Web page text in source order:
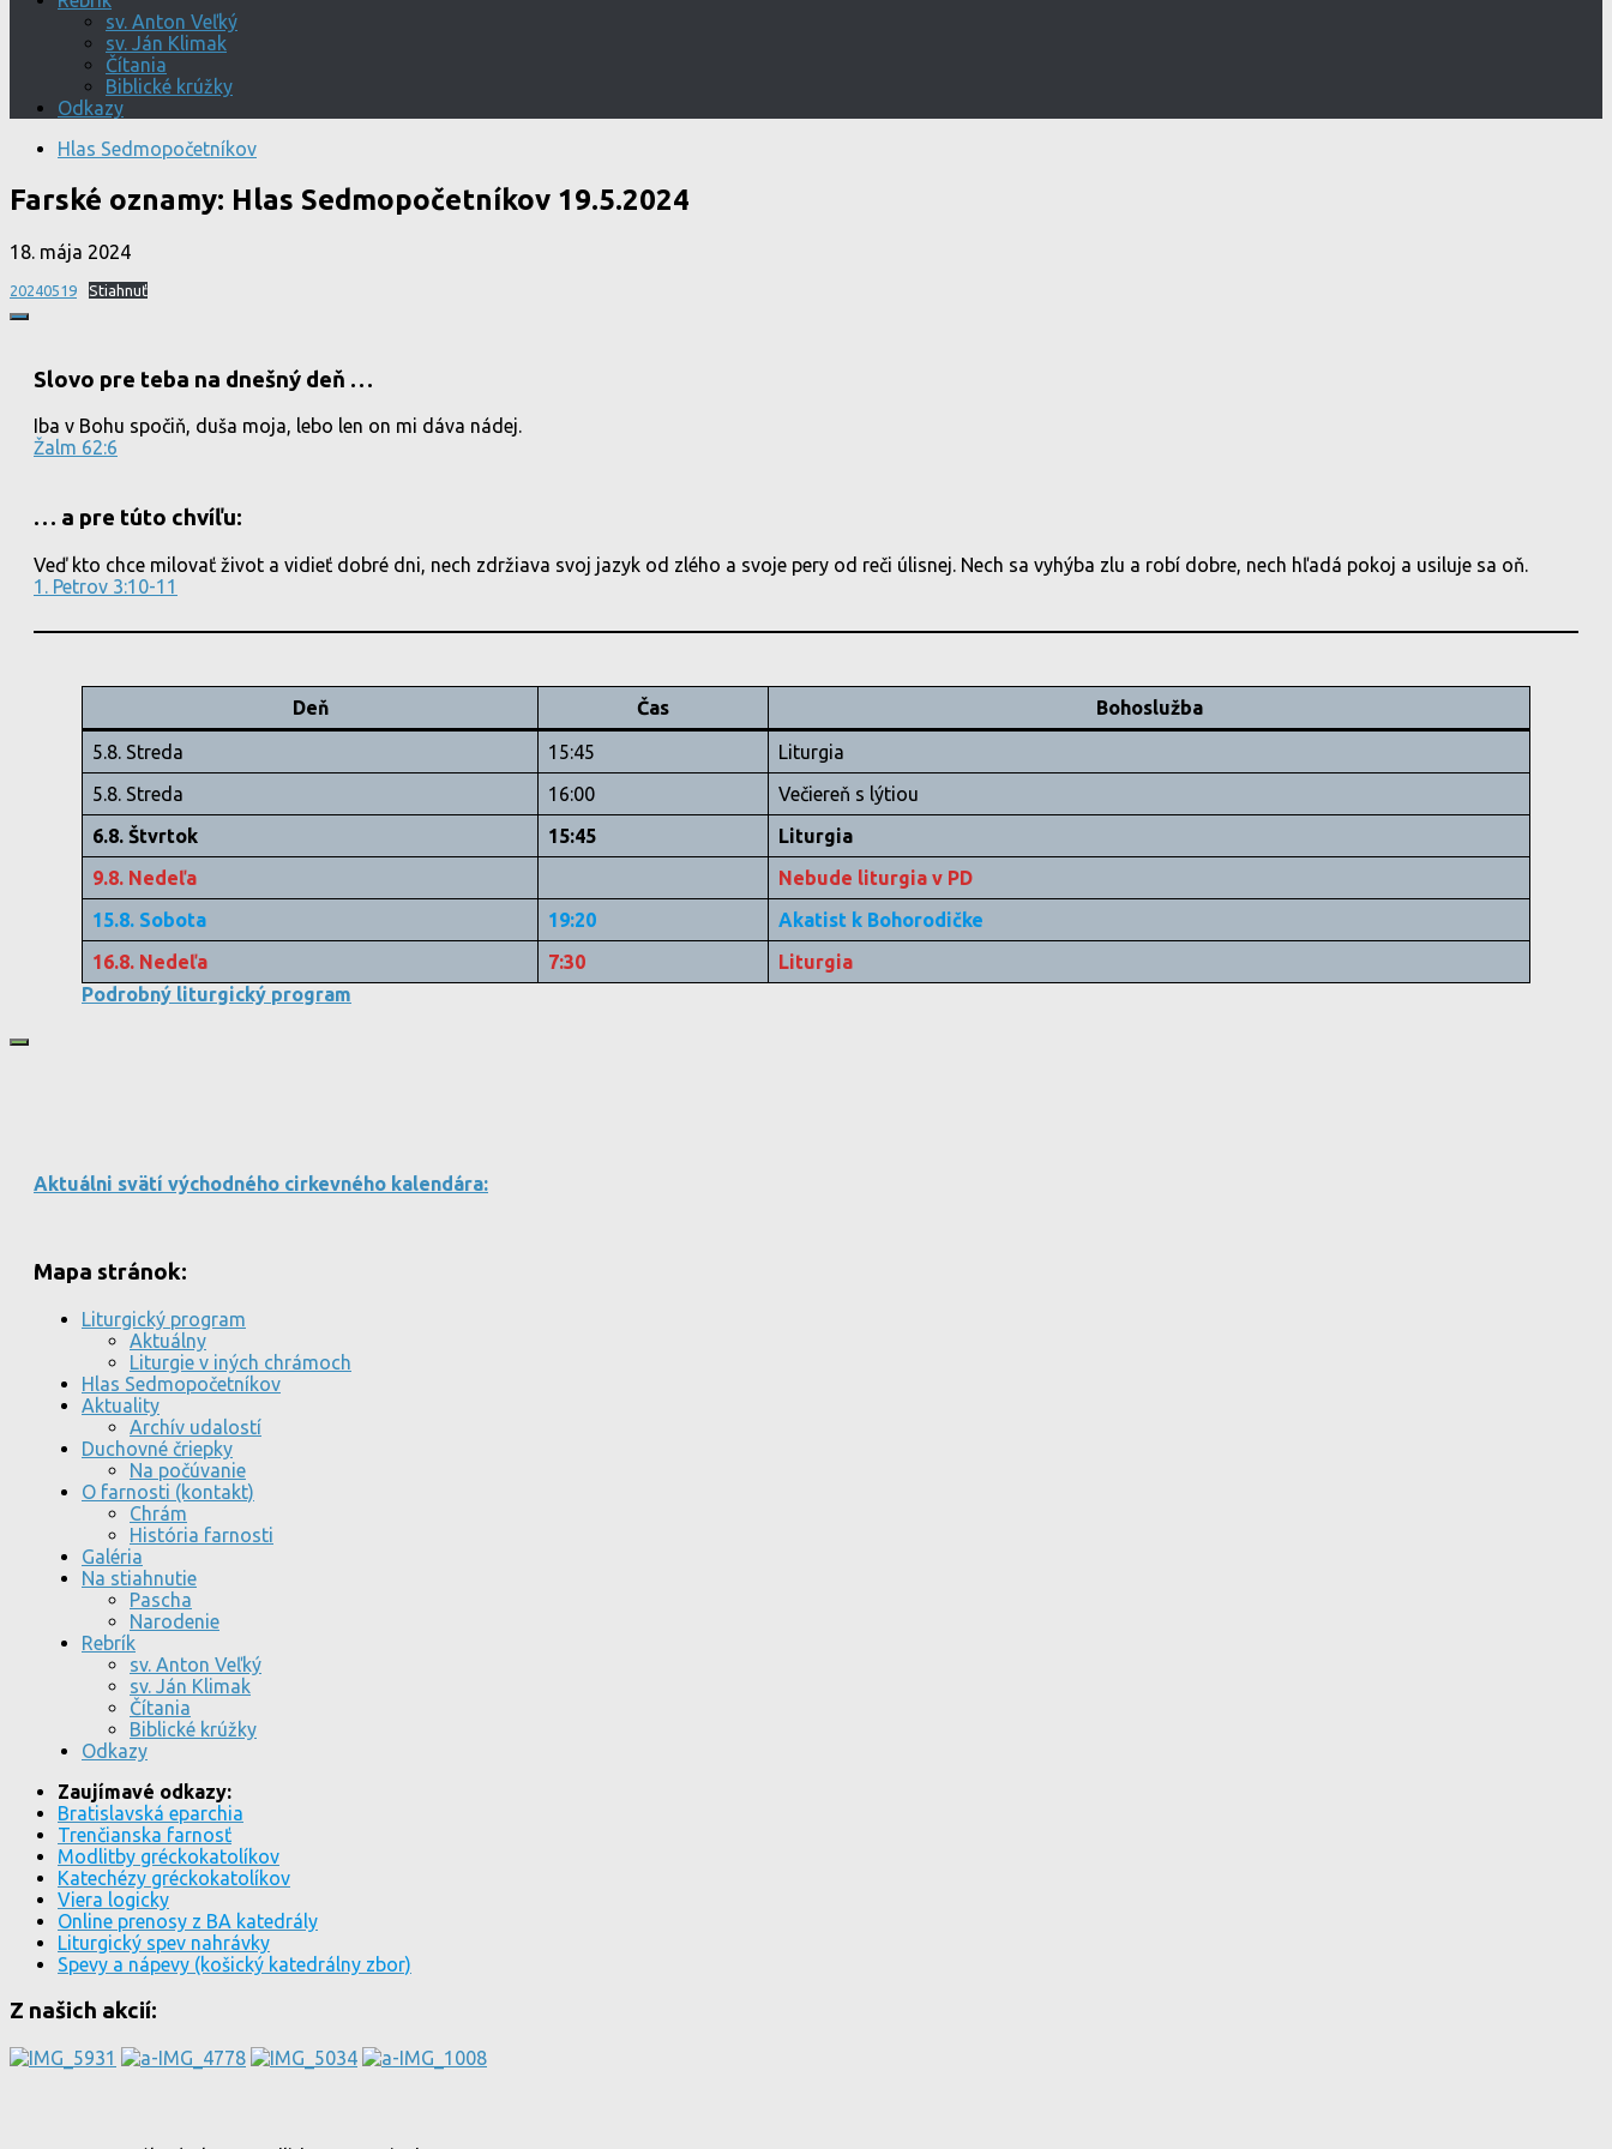
sv. Anton Veľký
sv. Ján Klimak
Čítania
Biblické krúžky
Odkazy
Hlas Sedmopočetníkov
Farské oznamy: Hlas Sedmopočetníkov 19.5.2024
18. mája 2024
20240519 Stiahnuť
Slovo pre teba na dnešný deň …
Iba v Bohu spočiň, duša moja, lebo len on mi dáva nádej.
Žalm 62:6
… a pre túto chvíľu:
Veď kto chce milovať život a vidieť dobré dni, nech zdržiava svoj jazyk od zlého a svoje pery od reči úlisnej. Nech sa vyhýba zlu a robí dobre, nech hľadá pokoj a usiluje sa oň.
1. Petrov 3:10-11
Deň Čas Bohoslužba
5.8. Streda 15:45
Liturgia
5.8. Streda
16:00
Večiereň s lýtiou
6.8. Štvrtok
15:45
Liturgia
9.8. Nedeľa
Nebude liturgia v PD
15.8. Sobota
19:20
Akatist k Bohorodičke
16.8. Nedeľa
7:30
Liturgia
Podrobný liturgický program
Aktuálni svätí východného cirkevného kalendára:
Mapa stránok:
Liturgický program
Aktuálny
Liturgie v iných chrámoch
Hlas Sedmopočetníkov
Aktuality
Archív udalostí
Duchovné čriepky
Na počúvanie
O farnosti (kontakt)
Chrám
História farnosti
Galéria
Na stiahnutie
Pascha
Narodenie
Rebrík
sv. Anton Veľký
sv. Ján Klimak
Čítania
Biblické krúžky
Odkazy
Zaujímavé odkazy:
Bratislavská eparchia
Trenčianska farnosť
Modlitby gréckokatolíkov
Katechézy gréckokatolíkov
Viera logicky
Online prenosy z BA katedrály
Liturgický spev nahrávky
Spevy a nápevy (košický katedrálny zbor)
Z našich akcií: